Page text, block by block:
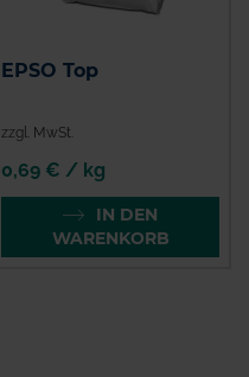
EPSO Top
zzgl. MwSt.
0,69 € / kg
IN DEN
WARENKORB